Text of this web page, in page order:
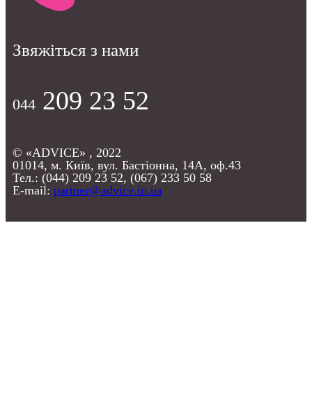
Звяжіться з нами
044 209 23 52
© «ADVICE» , 2022
01014, м. Київ, вул. Бастіонна, 14А, оф.43
Тел.: (044) 209 23 52, (067) 233 50 58
E-mail: partner@advice.in.ua